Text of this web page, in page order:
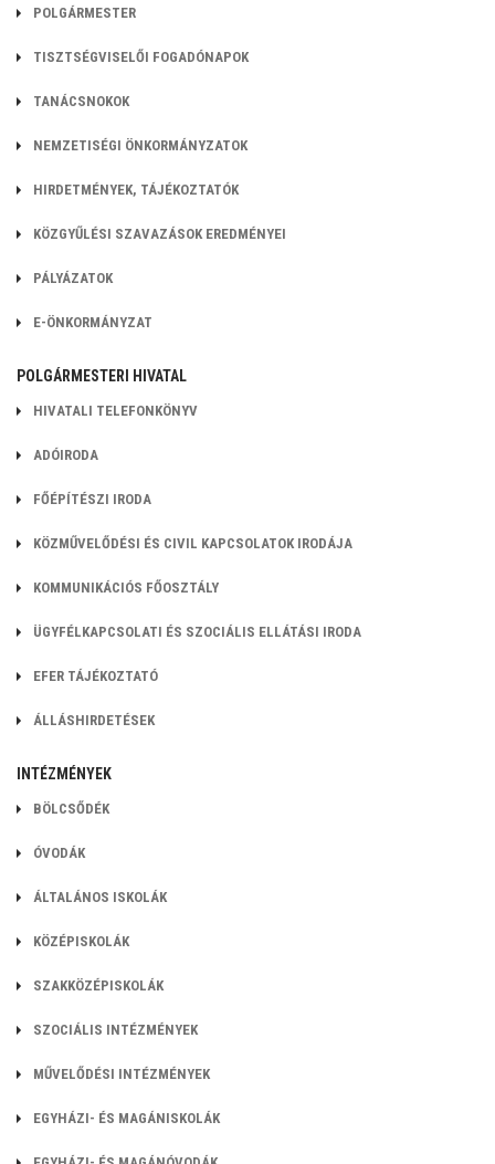
POLGÁRMESTER
TISZTSÉGVISELŐI FOGADÓNAPOK
TANÁCSNOKOK
NEMZETISÉGI ÖNKORMÁNYZATOK
HIRDETMÉNYEK, TÁJÉKOZTATÓK
KÖZGYŰLÉSI SZAVAZÁSOK EREDMÉNYEI
PÁLYÁZATOK
E-ÖNKORMÁNYZAT
POLGÁRMESTERI HIVATAL
HIVATALI TELEFONKÖNYV
ADÓIRODA
FŐÉPÍTÉSZI IRODA
KÖZMŰVELŐDÉSI ÉS CIVIL KAPCSOLATOK IRODÁJA
KOMMUNIKÁCIÓS FŐOSZTÁLY
ÜGYFÉLKAPCSOLATI ÉS SZOCIÁLIS ELLÁTÁSI IRODA
EFER TÁJÉKOZTATÓ
ÁLLÁSHIRDETÉSEK
INTÉZMÉNYEK
BÖLCSŐDÉK
ÓVODÁK
ÁLTALÁNOS ISKOLÁK
KÖZÉPISKOLÁK
SZAKKÖZÉPISKOLÁK
SZOCIÁLIS INTÉZMÉNYEK
MŰVELŐDÉSI INTÉZMÉNYEK
EGYHÁZI- ÉS MAGÁNISKOLÁK